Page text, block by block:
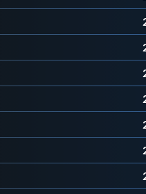
Protezione Civile
Qualità
Privacy
Cookie Policy